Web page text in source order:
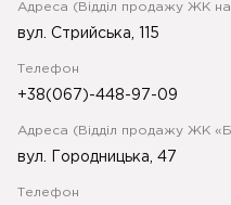
Адреса (Відділ продажу ЖК
вул. Стрийська, 115
Телефон
+38(067)-448-97-09
Адреса (Відділ продажу ЖК
вул. Городницька, 47
Телефон